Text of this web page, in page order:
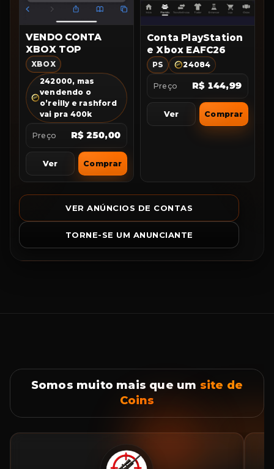
VENDO CONTA
XBOX TOP
XBOX
242000, mas
vendendo o
o’reilly e rashford
vai pra 400k
Preço R$ 250,00
Ver Comprar
Conta PlayStation
e Xbox EAFC26
PS 24084
Preço R$ 144,99
Ver Comprar
VER ANÚNCIOS DE CONTAS
TORNE-SE UM ANUNCIANTE
Somos muito mais que um site de
Coins